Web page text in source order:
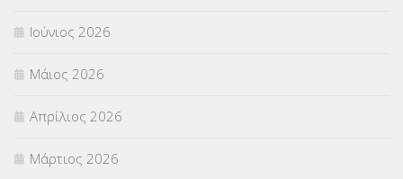
Ιούνιος 2026
Μάιος 2026
Απρίλιος 2026
Μάρτιος 2026